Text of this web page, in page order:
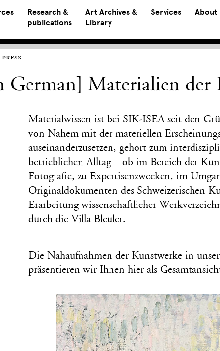
Research &
publications
Art Archives &
Library
Services About
German] Materialien der
Materialwissen ist bei SIK-ISEA seit den
von Nahem mit der materiellen
auseinanderzusetzen, gehört zum
betrieblichen Alltag – ob im Bereich der
Fotografie, zu Expertisenzwecken, im
Originaldokumenten des Schweizerischen
Erarbeitung wissenschaftlicher
durch die Villa Bleuler.
Die Nahaufnahmen der Kunstwerke in
präsentieren wir Ihnen hier als